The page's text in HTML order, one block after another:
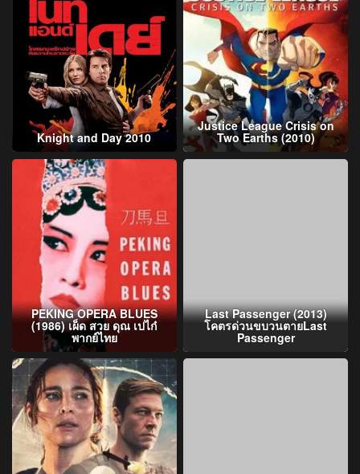
Knight and Day 2010
Justice League Crisis on
Two Earths (2010)
PEKING OPERA BLUES
(1986) เผ็ด สวย ดุณ เปไก๋
พากย์ไทย
Last Passenger (2013)
โคตรด่วนขบวนตายLast
Passenger